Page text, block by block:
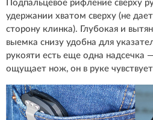
Подпальцевое рифление сверху
удержании хватом сверху (не
сторону клинка). Глубокая и
выемка снизу удобна для
рукояти есть еще одна надсечка
ощущает нож, он в руке